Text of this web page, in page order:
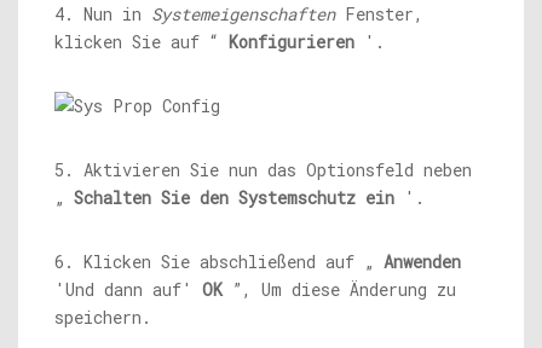
4. Nun in SystemeigenschaftenFenster,
klicken Sie auf “ Konfigurieren '.
5. Aktivieren Sie nun das Optionsfeld neben
„ Schalten Sie den Systemschutz ein '.
6. Klicken Sie abschließend auf „ Anwenden
'Und dann auf' OK ”, Um diese Änderung zu
speichern.